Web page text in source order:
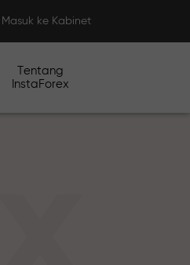
Masuk ke Kabinet
Tentang
InstaForex